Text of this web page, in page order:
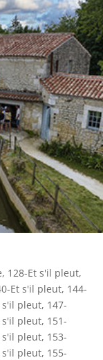
, 128-Et s'il pleut,
Et s'il pleut, 144-
s'il pleut, 147-
s'il pleut, 151-
s'il pleut, 153-
s'il pleut, 155-